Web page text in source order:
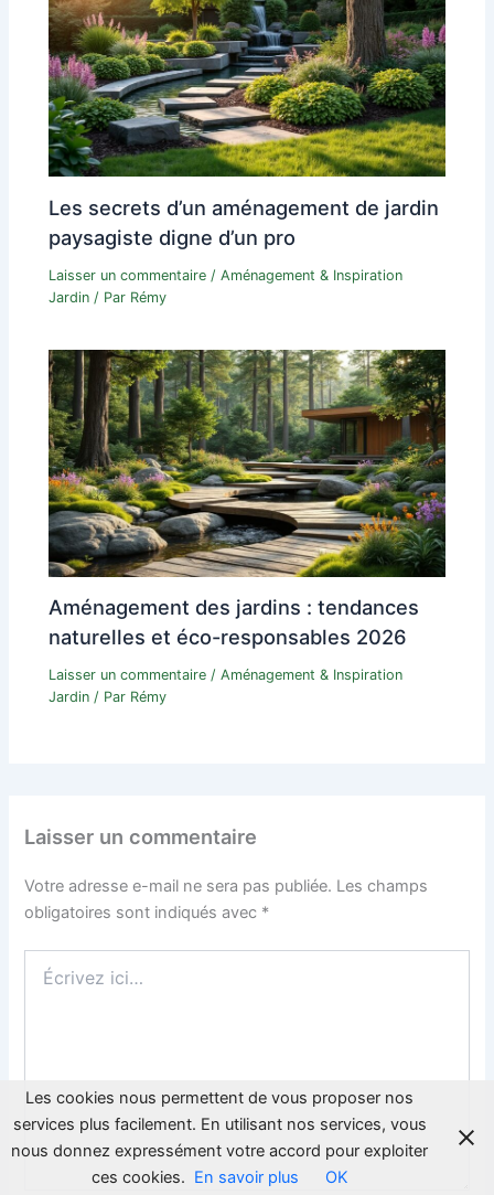
Les secrets d’un aménagement de jardin
paysagiste digne d’un pro
Laisser un commentaire /Aménagement & Inspiration
Jardin / Par Rémy
Aménagement des jardins : tendances
naturelles et éco-responsables 2026
Laisser un commentaire /Aménagement & Inspiration
Jardin / Par Rémy
Laisser un commentaire
Votre adresse e-mail ne sera pas publiée. Les champs
obligatoires sont indiqués avec *
ici…
Les cookies nous permettent de vous proposer nos
services plus facilement. En utilisant nos services, vous
nous donnez expressément votre accord pour exploiter
ces cookies. En savoir plus OK